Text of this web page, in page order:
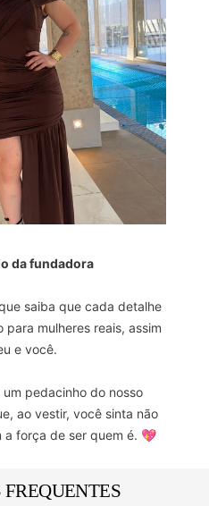
da fundadora
saiba que cada detalhe
mulheres reais, assim
e você.
pedacinho do nosso
ao vestir, você sinta não
a força de ser quem é. 💖
FREQUENTES